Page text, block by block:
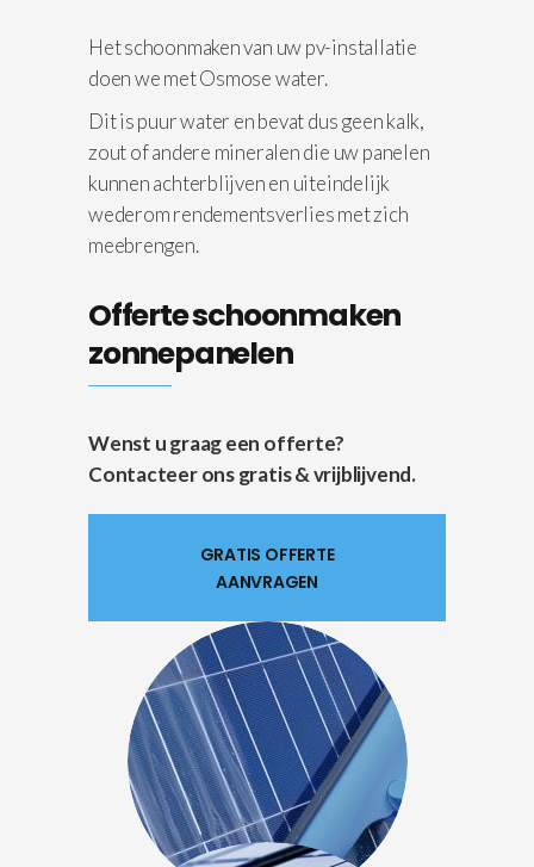
Het schoonmaken van uw pv-installatie
doen we met Osmose water.
Dit is puur water en bevat dus geen kalk,
zout of andere mineralen die uw panelen
kunnen achterblijven en uiteindelijk
wederom rendementsverlies met zich
meebrengen.
Offerte schoonmaken
zonnepanelen
Wenst u graag een offerte?
Contacteer ons gratis & vrijblijvend.
GRATIS OFFERTE
AANVRAGEN